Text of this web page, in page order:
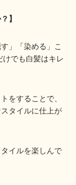
】
」「染める」こ
でも白髪はキレ
をすることで、
タイルに仕上が
イルを楽しんで